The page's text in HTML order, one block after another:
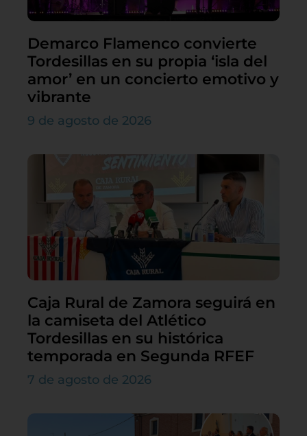
Demarco Flamenco convierte
Tordesillas en su propia ‘isla del
amor’ en un concierto emotivo y
vibrante
9 de agosto de 2026
Caja Rural de Zamora seguirá en
la camiseta del Atlético
Tordesillas en su histórica
temporada en Segunda RFEF
7 de agosto de 2026